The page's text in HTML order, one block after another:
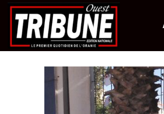
Infos en Direct: Protection de la ville sainte